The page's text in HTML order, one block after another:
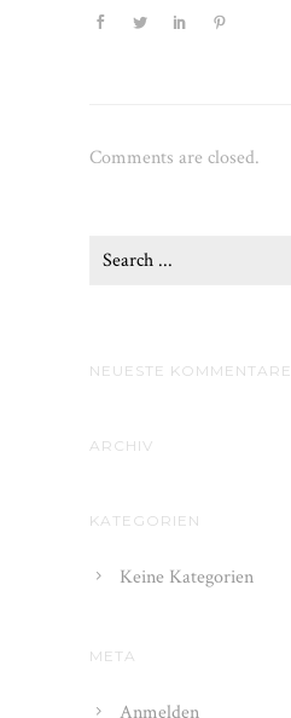
Comments are closed.
NEUESTE KOMMENTARE
ARCHIV
KATEGORIEN
Keine Kategorien
META
Anmelden